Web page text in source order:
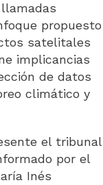
propuesto
satelitales
implicancias
de datos
climático y
el tribunal
por el
Inés